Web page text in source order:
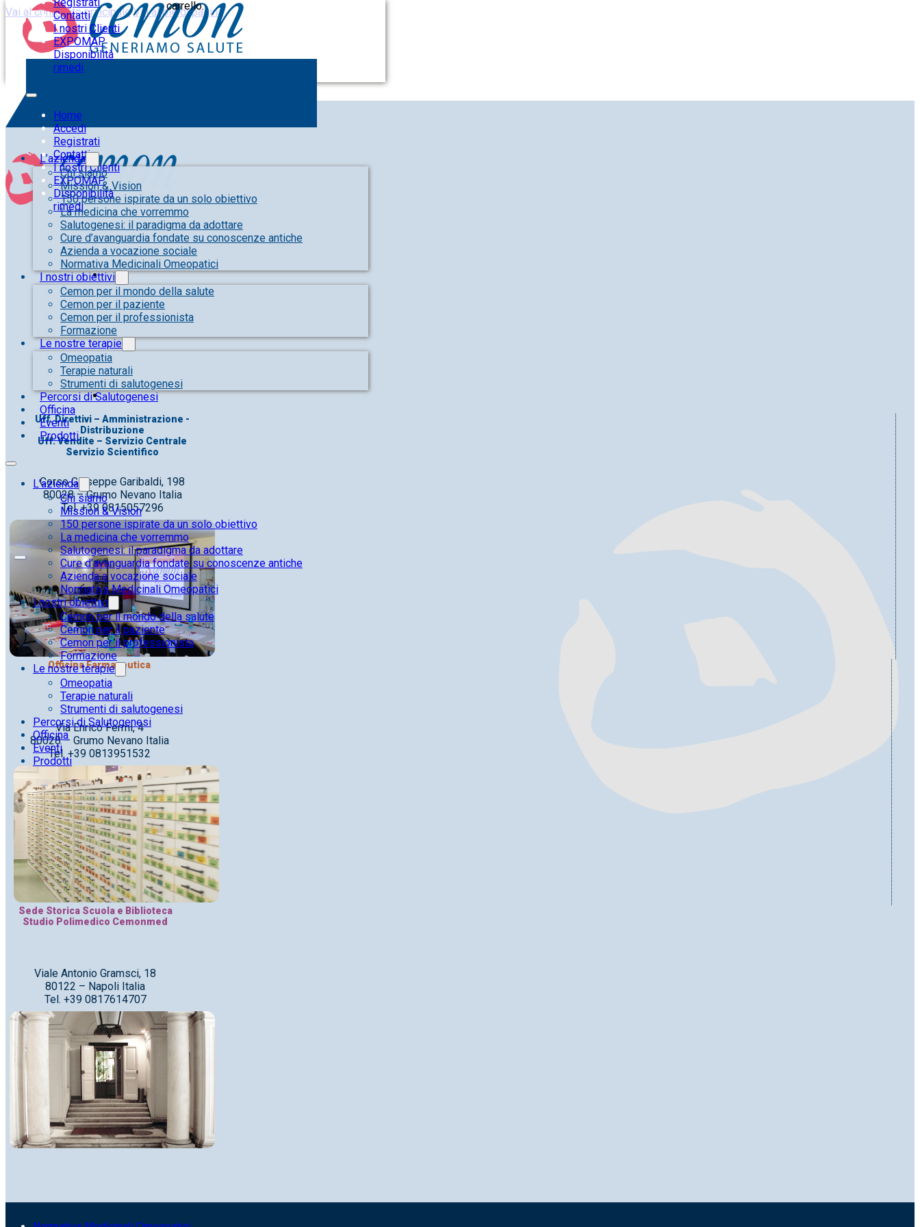
Vai al contenuto principale Vai al piè di pagina
Contatti
I nostri Clienti
EXPOMAP
Disponibilità
rimedi
Home
Accedi
Registrati
Contatti
I nostri Clienti
EXPOMAP
Disponibilità
rimedi
carrello.
L’azienda
Chi siamo
Mission & Vision
150 persone ispirate da un solo obiettivo
La medicina che vorremmo
Salutogenesi: il paradigma da adottare
Cure d’avanguardia fondate su conoscenze antiche
Azienda a vocazione sociale
Normativa Medicinali Omeopatici
I nostri obiettivi
Cemon per il mondo della salute
Cemon per il paziente
Cemon per il professionista
Formazione
Le nostre terapie
Omeopatia
Terapie naturali
Strumenti di salutogenesi
Percorsi di Salutogenesi
Officina
Eventi
Prodotti
L’azienda
Chi siamo
Mission & Vision
150 persone ispirate da un solo obiettivo
La medicina che vorremmo
Salutogenesi: il paradigma da adottare
Cure d’avanguardia fondate su conoscenze antiche
Azienda a vocazione sociale
Normativa Medicinali Omeopatici
I nostri obiettivi
Cemon per il mondo della salute
Cemon per il paziente
Cemon per il professionista
Formazione
Le nostre terapie
Omeopatia
Terapie naturali
Strumenti di salutogenesi
Percorsi di Salutogenesi
Officina
Eventi
Prodotti
Uff. Direttivi – Amministrazione -
Distribuzione
Uff. Vendite – Servizio Centrale
Servizio Scientifico
Corso Giuseppe Garibaldi, 198
80028 – Grumo Nevano Italia
Tel. +39 0815057296
Officina Farmaceutica
Via Enrico Fermi, 4
80028 – Grumo Nevano Italia
Tel. +39 0813951532
Sede Storica Scuola e Biblioteca
Studio Polimedico Cemonmed
Viale Antonio Gramsci, 18
80122 – Napoli Italia
Tel. +39 0817614707